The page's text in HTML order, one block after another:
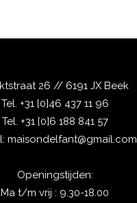
26 // 6191 JX Beek
Tel. +31 [0]46 437 11 96
Tel. +31 [0]6 188 841 57
maisondelfant@gmail.com
Openingstijden:
Ma t/m vrij : 9.30-18.00